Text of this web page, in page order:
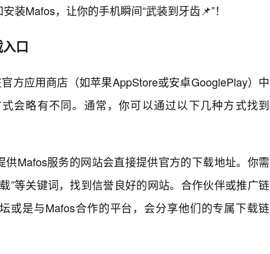
装Mafos，让你的手机瞬间“武装到牙齿📌”！
口
方应用商店（如苹果AppStore或安卓GooglePlay）中
会略有不同。通常，你可以通过以下几种方式找到
供Mafos服务的网站会直接提供官方的下载地址。你需
”等关键词，找到信誉良好的网站。合作伙伴或推广链
或是与Mafos合作的平台，会分享他们的专属下载链